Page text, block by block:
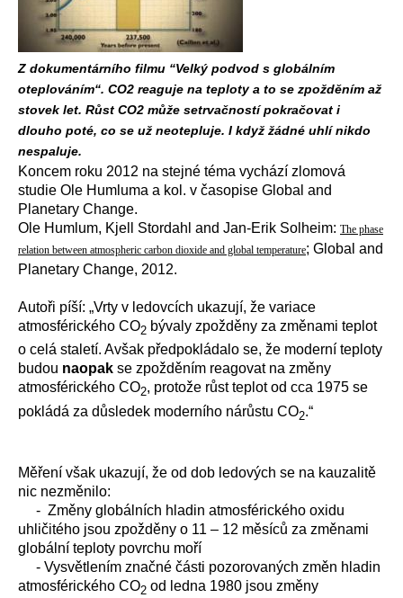
Z dokumentárního filmu “Velký podvod s globálním
oteplováním“. CO2 reaguje na teploty a to se zpožděním až
stovek let. Růst CO2 může setrvačností pokračovat i
dlouho poté, co se už neotepluje. I když žádné uhlí nikdo
nespaluje.
Koncem roku 2012 na stejné téma vychází zlomová
studie Ole Humluma a kol. v časopise Global and
Planetary Change.
Ole Humlum, Kjell Stordahl and Jan-Erik Solheim: The phase
relation between atmospheric carbon dioxide and global temperature; Global and
Planetary Change, 2012.
Autoři píší: „Vrty v ledovcích ukazují, že variace
atmosférického CO2 bývaly zpožděny za změnami teplot
o celá staletí. Avšak předpokládalo se, že moderní teploty
budou naopak se zpožděním reagovat na změny
atmosférického CO2, protože růst teplot od cca 1975 se
pokládá za důsledek moderního nárůstu CO2.“
Měření však ukazují, že od dob ledových se na kauzalitě
nic nezměnilo:
- Změny globálních hladin atmosférického oxidu
uhličitého jsou zpožděny o 11 – 12 měsíců za změnami
globální teploty povrchu moří
- Vysvětlením značné části pozorovaných změn hladin
atmosférického CO2 od ledna 1980 jsou změny